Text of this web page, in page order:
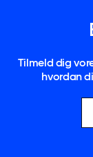
Tilmeld dig
hvordan